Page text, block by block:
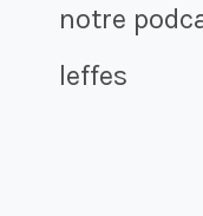
notre
leffes